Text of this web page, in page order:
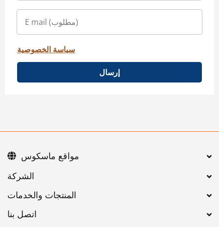
سياسة الخصوصية
إرسال
اتصل بنا
مواقع ماسكوس